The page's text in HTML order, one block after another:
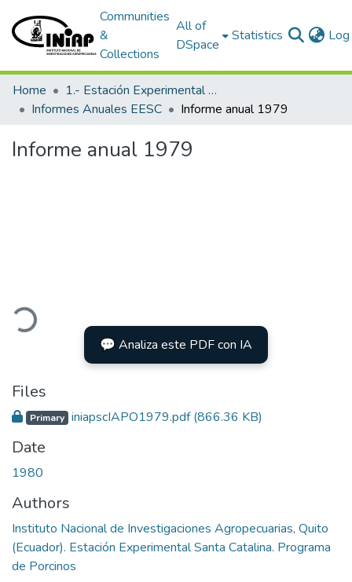
Communities
&
Collections
All of
DSpace
Statistics
Home
1.- Estación Experimental Santa Catalina
Informes Anuales EESC
Informe anual 1979
Informe anual 1979
💬 Analiza este PDF con IA
Files
Primary iniapscIAPO1979.pdf(866.36 KB)
Date
1980
Authors
Instituto Nacional de Investigaciones Agropecuarias, Quito
(Ecuador). Estación Experimental Santa Catalina. Programa
de Porcinos